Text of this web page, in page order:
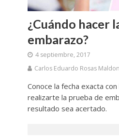
¿Cuándo hacer
embarazo?
4 septiembre, 2017
Carlos Eduardo Rosas
Conoce la fecha exacta
realizarte la prueba de
resultado sea acertado.